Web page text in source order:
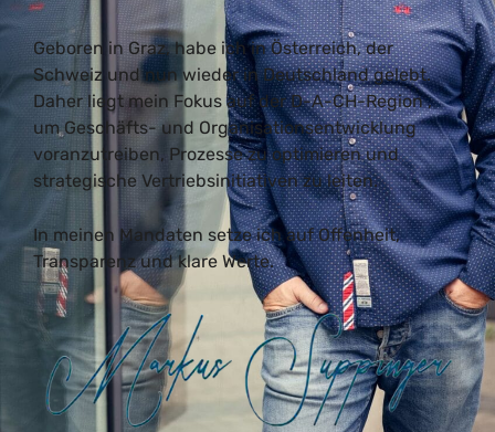
Geboren in Graz, habe ich in Österreich, der
Schweiz und nun wieder in Deutschland gelebt.
Daher liegt mein Fokus auf der D-A-CH-Region ,
um Geschäfts- und Organisationsentwicklung
voranzutreiben, Prozesse zu optimieren und
strategische Vertriebsinitiativen zu leiten.
In meinen Mandaten setze ich auf Offenheit,
Transparenz und klare Werte.